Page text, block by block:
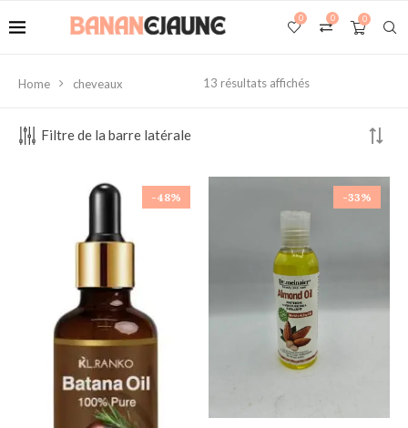
0
0
0
Home cheveaux 13 résultats affichés
Filtre de la barre latérale
-48% -33%